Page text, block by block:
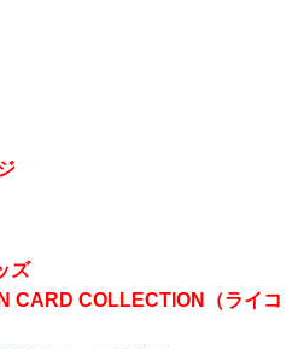
ズ
CARD COLLECTION（ライコ